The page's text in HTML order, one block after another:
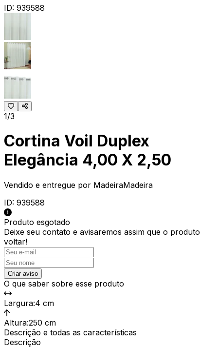
ID: 939588
1/3
Cortina Voil Duplex
Elegância 4,00 X 2,50
Vendido e entregue por MadeiraMadeira
ID: 939588
Produto esgotado
Deixe seu contato e avisaremos assim que o produto
voltar!
Criar aviso
O que saber sobre esse produto
Largura:4 cm
Altura:250 cm
Descrição e todas as características
Descrição